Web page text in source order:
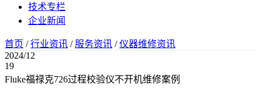
技术专栏
企业新闻
首页 /行业资讯 / 服务资讯 /仪器维修资讯
2024/12
19
Fluke福禄克726过程校验仪不开机维修案例